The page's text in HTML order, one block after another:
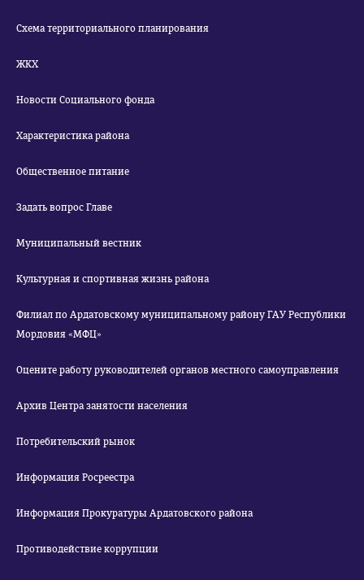
Схема территориального планирования
ЖКХ
Новости Социального фонда
Характеристика района
Общественное питание
Задать вопрос Главе
Муниципальный вестник
Культурная и спортивная жизнь района
Филиал по Ардатовскому муниципальному району ГАУ Республики
Мордовия «МФЦ»
Оцените работу руководителей органов местного самоуправления
Архив Центра занятости населения
Потребительский рынок
Информация Росреестра
Информация Прокуратуры Ардатовского района
Противодействие коррупции